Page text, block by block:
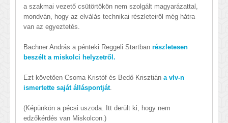
a szakmai vezető csütörtökön nem szolgált magyarázattal,
mondván, hogy az elválás technikai részleteiről még hátra
van az egyeztetés.
Bachner András a pénteki Reggeli Startban részletesen
beszélt a miskolci helyzetről.
Ezt követően Csoma Kristóf és Bedő Krisztián a vlv-n
ismertette saját álláspontját.
(Képünkön a pécsi uszoda. Itt derült ki, hogy nem
edzőkérdés van Miskolcon.)